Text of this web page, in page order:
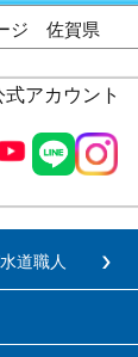
ジ 佐賀県
式アカウント
道職人